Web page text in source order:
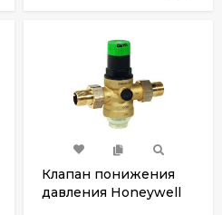
Клапан понижения
давления Honeywell